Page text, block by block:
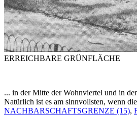
ERREICHBARE GRÜNFLÄCHE
... in der Mitte der Wohnviertel und in
Natürlich ist es am sinnvollsten, wenn
NACHBARSCHAFTSGRENZE (15),